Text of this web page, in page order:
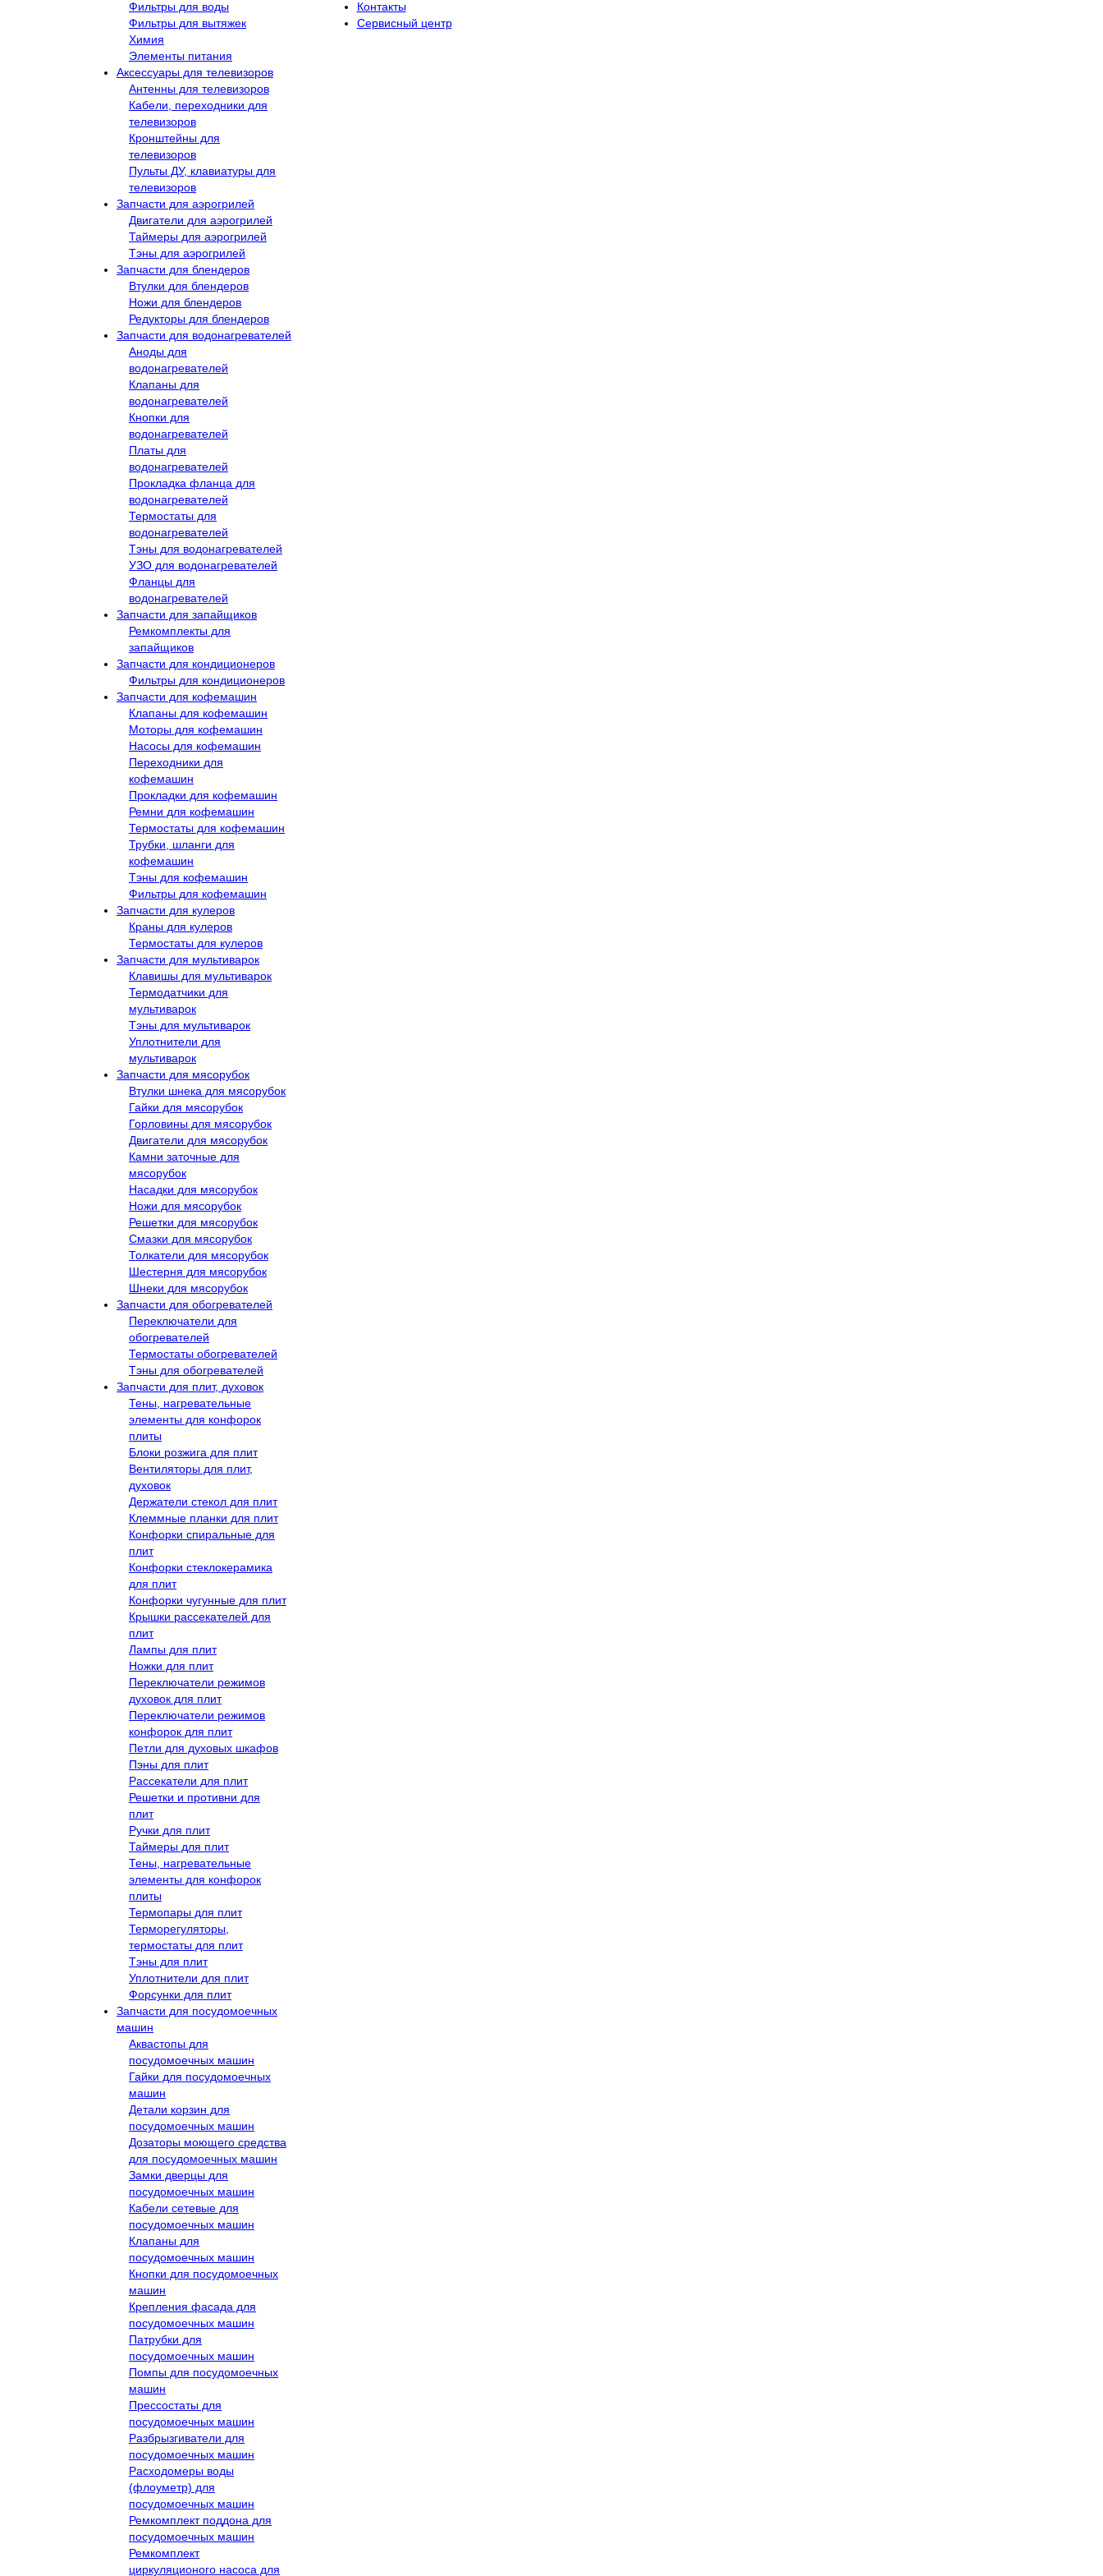
Фильтры для воды
Фильтры для вытяжек
Химия
Элементы питания
Аксессуары для телевизоров
Антенны для телевизоров
Кабели, переходники для
телевизоров
Кронштейны для
телевизоров
Пульты ДУ, клавиатуры для
телевизоров
Запчасти для аэрогрилей
Двигатели для аэрогрилей
Таймеры для аэрогрилей
Тэны для аэрогрилей
Запчасти для блендеров
Втулки для блендеров
Ножи для блендеров
Редукторы для блендеров
Запчасти для водонагревателей
Аноды для
водонагревателей
Клапаны для
водонагревателей
Кнопки для
водонагревателей
Платы для
водонагревателей
Прокладка фланца для
водонагревателей
Термостаты для
водонагревателей
Тэны для водонагревателей
УЗО для водонагревателей
Фланцы для
водонагревателей
Запчасти для запайщиков
Ремкомплекты для
запайщиков
Запчасти для кондиционеров
Фильтры для кондиционеров
Запчасти для кофемашин
Клапаны для кофемашин
Моторы для кофемашин
Насосы для кофемашин
Переходники для
кофемашин
Прокладки для кофемашин
Ремни для кофемашин
Термостаты для кофемашин
Трубки, шланги для
кофемашин
Тэны для кофемашин
Фильтры для кофемашин
Запчасти для кулеров
Краны для кулеров
Термостаты для кулеров
Запчасти для мультиварок
Клавишы для мультиварок
Термодатчики для
мультиварок
Тэны для мультиварок
Уплотнители для
мультиварок
Запчасти для мясорубок
Втулки шнека для мясорубок
Гайки для мясорубок
Горловины для мясорубок
Двигатели для мясорубок
Камни заточные для
мясорубок
Насадки для мясорубок
Ножи для мясорубок
Решетки для мясорубок
Смазки для мясорубок
Толкатели для мясорубок
Шестерня для мясорубок
Шнеки для мясорубок
Запчасти для обогревателей
Переключатели для
обогревателей
Термостаты обогревателей
Тэны для обогревателей
Запчасти для плит, духовок
Тены, нагревательные
элементы для конфорок
плиты
Блоки розжига для плит
Вентиляторы для плит,
духовок
Держатели стекол для плит
Клеммные планки для плит
Конфорки спиральные для
плит
Конфорки стеклокерамика
для плит
Конфорки чугунные для плит
Крышки рассекателей для
плит
Лампы для плит
Ножки для плит
Переключатели режимов
духовок для плит
Переключатели режимов
конфорок для плит
Петли для духовых шкафов
Пэны для плит
Рассекатели для плит
Решетки и противни для
плит
Ручки для плит
Таймеры для плит
Тены, нагревательные
элементы для конфорок
плиты
Термопары для плит
Терморегуляторы,
термостаты для плит
Тэны для плит
Уплотнители для плит
Форсунки для плит
Запчасти для посудомоечных
машин
Аквастопы для
посудомоечных машин
Гайки для посудомоечных
машин
Детали корзин для
посудомоечных машин
Дозаторы моющего средства
для посудомоечных машин
Замки дверцы для
посудомоечных машин
Кабели сетевые для
посудомоечных машин
Клапаны для
посудомоечных машин
Кнопки для посудомоечных
машин
Крепления фасада для
посудомоечных машин
Патрубки для
посудомоечных машин
Помпы для посудомоечных
машин
Прессостаты для
посудомоечных машин
Разбрызгиватели для
посудомоечных машин
Расходомеры воды
(флоуметр) для
посудомоечных машин
Ремкомплект поддона для
посудомоечных машин
Ремкомплект
циркуляционого насоса для
Контакты
Сервисный центр